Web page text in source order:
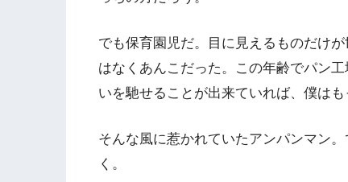
でも保育園児だ。目に見えるものだけ
はなくあんこだった。この年齢でパン
いを馳せることが出来ていれば、僕はも
そんな風に惹かれていたアンパンマン
く。